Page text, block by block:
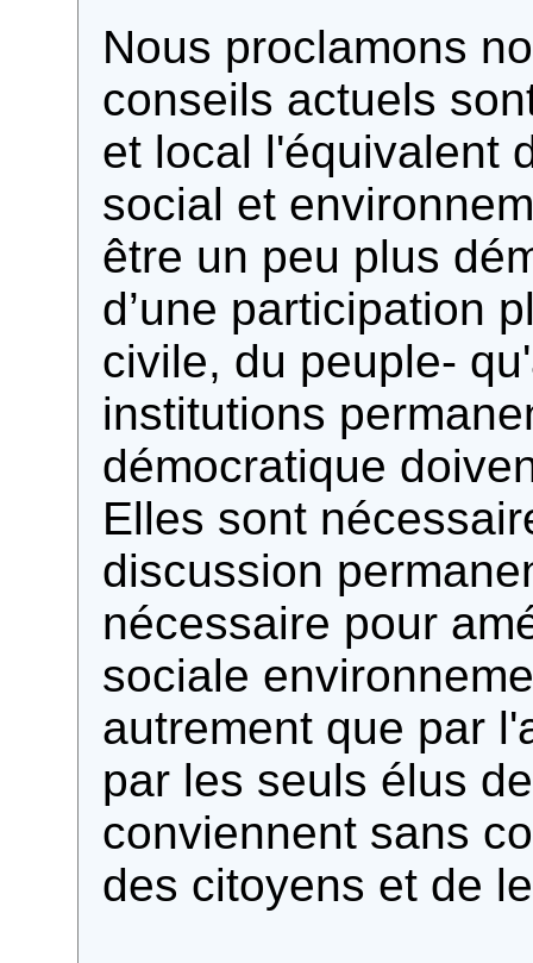
Nous proclamons
conseils actuels
et local l'équivalent
social et
être un peu plus
d’une participation
civile, du peuple-
institutions
démocratique
Elles sont
discussion
nécessaire pour
sociale
autrement que par
par les seuls élus
conviennent sans
des citoyens et de